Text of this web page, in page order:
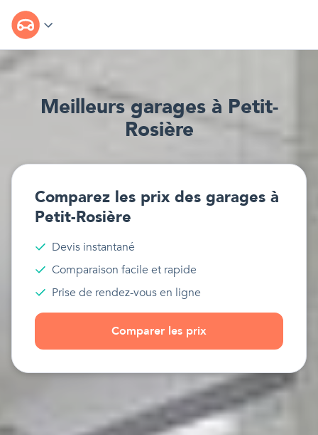
Meilleursgaragesà Petit-
Rosière
Comparez les prix des garages à
Petit-Rosière
Devis instantané
Comparaison facile et rapide
Prise de rendez-vous en ligne
Comparer les prix